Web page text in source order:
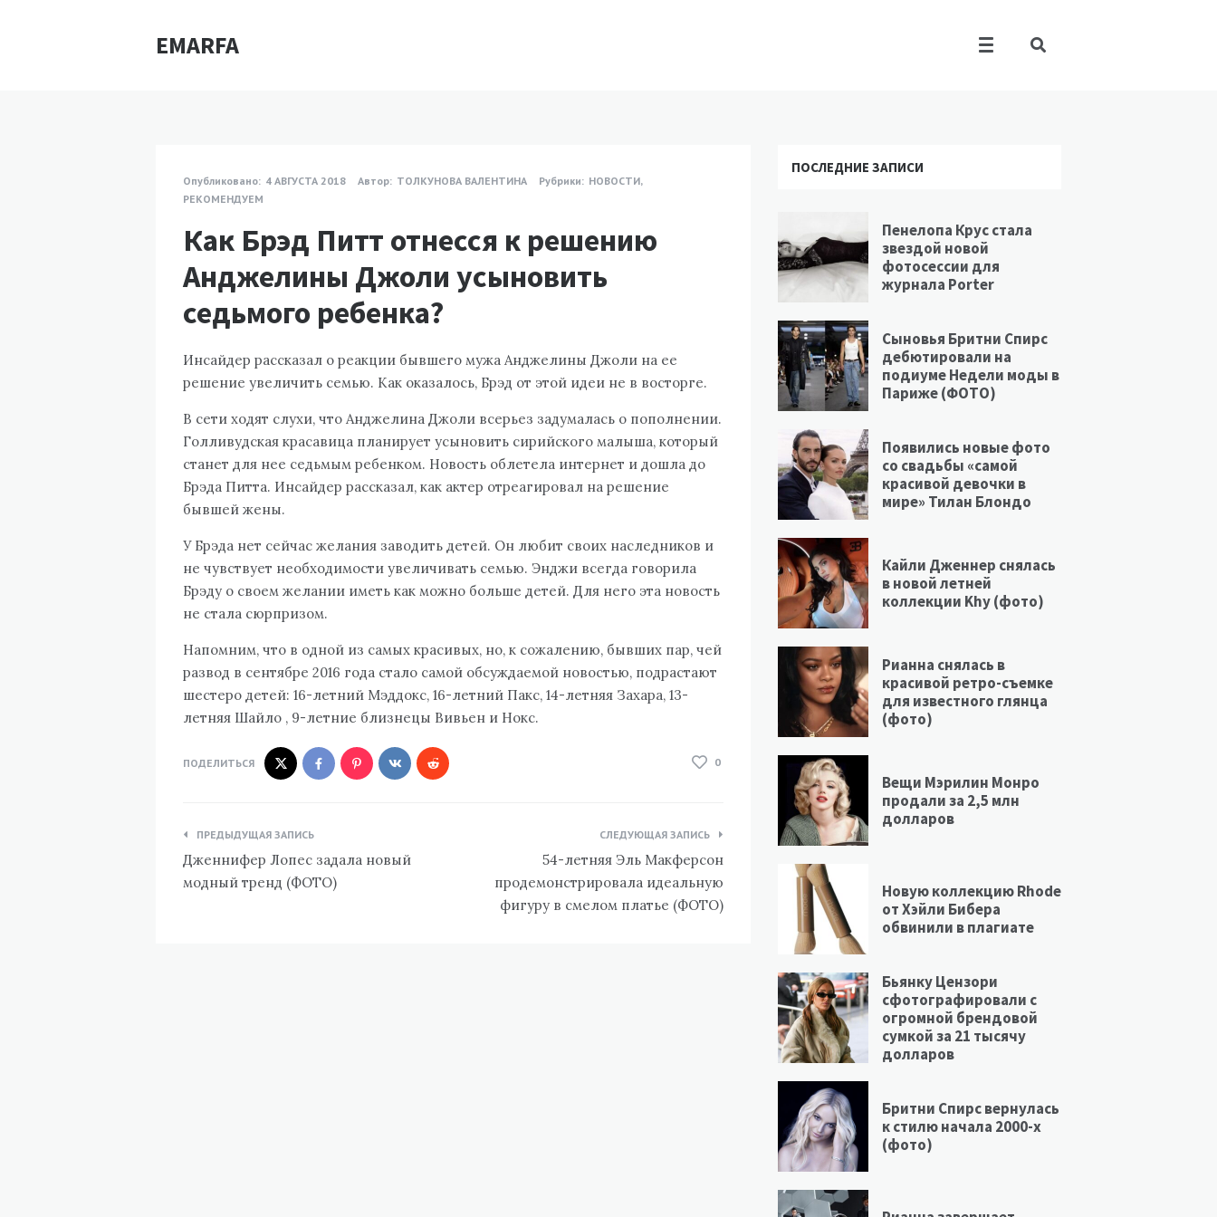
EMARFA
Опубликовано: 4 АВГУСТА 2018 Автор: ТОЛКУНОВА ВАЛЕНТИНА Рубрики: НОВОСТИ,
РЕКОМЕНДУЕМ
Как Брэд Питт отнесся к решению
Анджелины Джоли усыновить
седьмого ребенка?
Инсайдер рассказал о реакции бывшего мужа Анджелины Джоли на ее
решение увеличить семью. Как оказалось, Брэд от этой идеи не в восторге.
В сети ходят слухи, что Анджелина Джоли всерьез задумалась о пополнении.
Голливудская красавица планирует усыновить сирийского малыша, который
станет для нее седьмым ребенком. Новость облетела интернет и дошла до
Брэда Питта. Инсайдер рассказал, как актер отреагировал на решение
бывшей жены.
У Брэда нет сейчас желания заводить детей. Он любит своих наследников и
не чувствует необходимости увеличивать семью. Энджи всегда говорила
Брэду о своем желании иметь как можно больше детей. Для него эта новость
не стала сюрпризом.
Напомним, что в одной из самых красивых, но, к сожалению, бывших пар, чей
развод в сентябре 2016 года стало самой обсуждаемой новостью, подрастают
шестеро детей: 16-летний Мэддокс, 16-летний Пакс, 14-летняя Захара, 13-
летняя Шайло , 9-летние близнецы Вивьен и Нокс.
ПОДЕЛИТЬСЯ 0
Навигация
по
записям
ПРЕДЫДУЩАЯ ЗАПИСЬ
Дженнифер Лопес задала новый
модный тренд (ФОТО)
СЛЕДУЮЩАЯ ЗАПИСЬ
54-летняя Эль Макферсон
продемонстрировала идеальную
фигуру в смелом платье (ФОТО)
ПОСЛЕДНИЕ ЗАПИСИ
Пенелопа Крус стала
звездой новой
фотосессии для
журнала Porter
Сыновья Бритни Спирс
дебютировали на
подиуме Недели моды в
Париже (ФОТО)
Появились новые фото
со свадьбы «самой
красивой девочки в
мире» Тилан Блондо
Кайли Дженнер снялась
в новой летней
коллекции Khy (фото)
Рианна снялась в
красивой ретро-съемке
для известного глянца
(фото)
Вещи Мэрилин Монро
продали за 2,5 млн
долларов
Новую коллекцию Rhode
от Хэйли Бибера
обвинили в плагиате
Бьянку Цензори
сфотографировали с
огромной брендовой
сумкой за 21 тысячу
долларов
Бритни Спирс вернулась
к стилю начала 2000-х
(фото)